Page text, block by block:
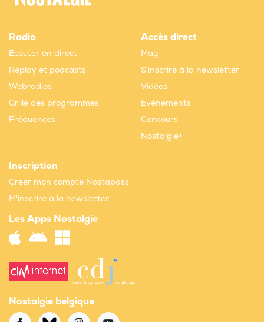
Radio
Ecouter en direct
Replay et podcasts
Webradios
Grille des programmes
Fréquences
Accès direct
Mag
S'inscrire à la newsletter
Vidéos
Evènements
Concours
Nostalgie+
Inscription
Créer mon compte Nostapass
M'inscrire à la newsletter
Les Apps Nostalgie
Nostalgie belgique